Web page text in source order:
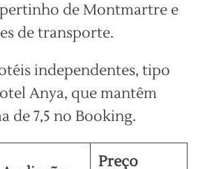
de Montmartre e
de transporte.
independentes, tipo
Anya, que mantêm
de 7,5 no Booking.
Preço